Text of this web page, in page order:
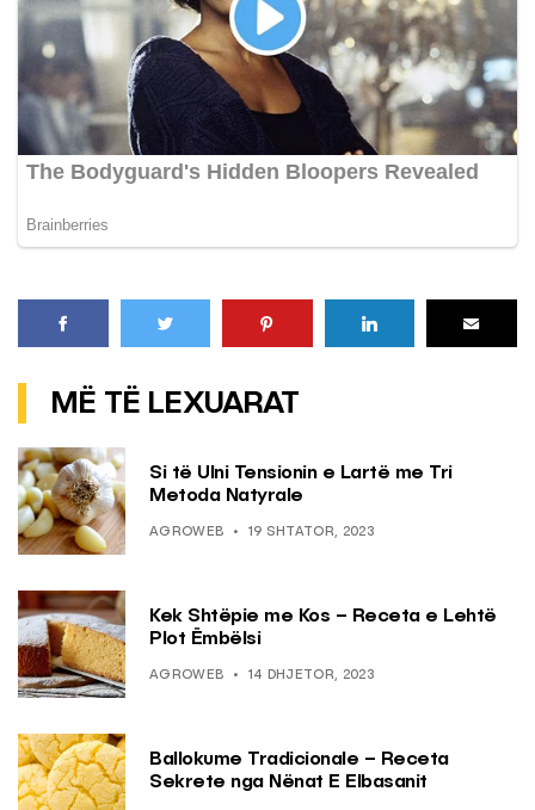
MË TË LEXUARAT
Si të Ulni Tensionin e Lartë me Tri
Metoda Natyrale
AGROWEB 19 SHTATOR, 2023
Kek Shtëpie me Kos – Receta e Lehtë
Plot Ëmbëlsi
AGROWEB 14 DHJETOR, 2023
Ballokume Tradicionale – Receta
Sekrete nga Nënat E Elbasanit